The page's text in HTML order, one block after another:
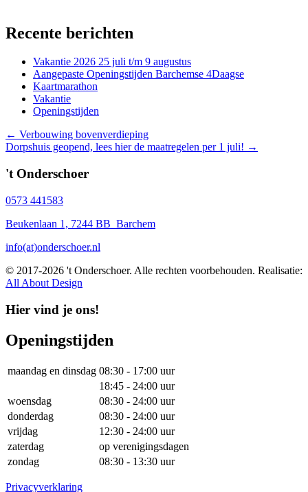
Recente berichten
Vakantie 2026 25 juli t/m 9 augustus
Aangepaste Openingstijden Barchemse 4Daagse
Kaartmarathon
Vakantie
Openingstijden
Posts
navigation
← Verbouwing bovenverdieping
Dorpshuis geopend, lees hier de maatregelen per 1 juli! →
't Onderschoer
0573 441583
Beukenlaan 1, 7244 BB Barchem
info(at)onderschoer.nl
© 2017-2026 't Onderschoer. Alle rechten voorbehouden. Realisatie:
All About Design
Hier vind je ons!
Openingstijden
maandag en dinsdag 08:30 - 17:00 uur
18:45 - 24:00 uur
woensdag
08:30 - 24:00 uur
donderdag
08:30 - 24:00 uur
vrijdag
12:30 - 24:00 uur
zaterdag
op verenigingsdagen
zondag
08:30 - 13:30 uur
Privacyverklaring